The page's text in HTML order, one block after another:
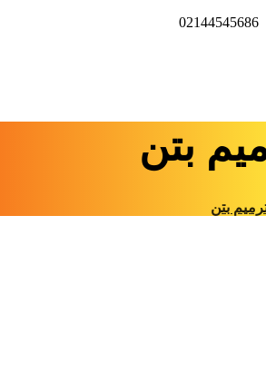
02144545686
بتن
بتن